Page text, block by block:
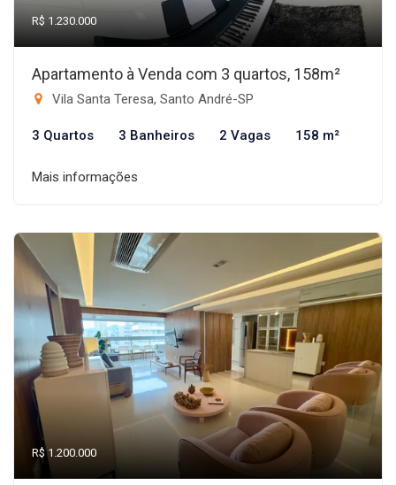
R$ 1.230.000
Apartamento à Venda com 3 quartos, 158m²
Vila Santa Teresa, Santo André-SP
3 Quartos 3 Banheiros 2 Vagas 158 m²
Mais informações
R$ 1.200.000